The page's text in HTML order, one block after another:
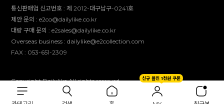
신규 플친 1천원 쿠폰
통신판매업 신고번호 :제 2012-대구남구-0241호
제안 문의 : e2co@dailylike.co.kr
대량 구매 문의 : e2sales@dailylike.co.kr
Overseas business : dailylike@e2collection.com
FAX : 053-651-2309
Copyright Dailylike All rights reserved.